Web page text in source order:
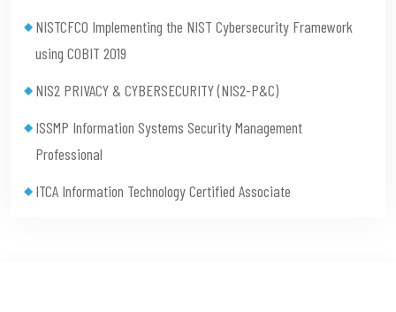
NISTCFCO Implementing the NIST Cybersecurity Framework
using COBIT 2019
NIS2 PRIVACY & CYBERSECURITY (NIS2-P&C)
ISSMP Information Systems Security Management
Professional
ITCA Information Technology Certified Associate